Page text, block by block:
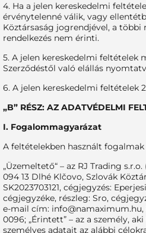
4. Ha a jelen kereskedelmi
érvénytelenné válik, vagy
Köztársaság jogrendjével, a többi
rendelkezés nem érinti.
5. A jelen kereskedelmi feltételek
Szerződéstől való elállás
6. A jelen kereskedelmi feltételek
„B” RÉSZ: AZ ADATVÉDELMI
I. Fogalommagyarázat
A feltételekben használt
„Üzemeltető“ – az RJ Trading
094 13 Dlhé Klčovo, Szlovák
SK2023703121, cégjegyzés:
cégjegyzéke, részleg: Sro,
e-mail cím: info@namaximum.hu,
0096; „Érintett” – az a személy,
személyes adatait az alábbi